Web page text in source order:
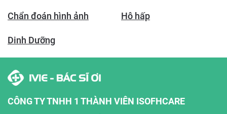
Chẩn đoán hình ảnh Hô hấp
Dinh Dưỡng
CÔNG TY TNHH 1 THÀNH VIÊN ISOFHCARE